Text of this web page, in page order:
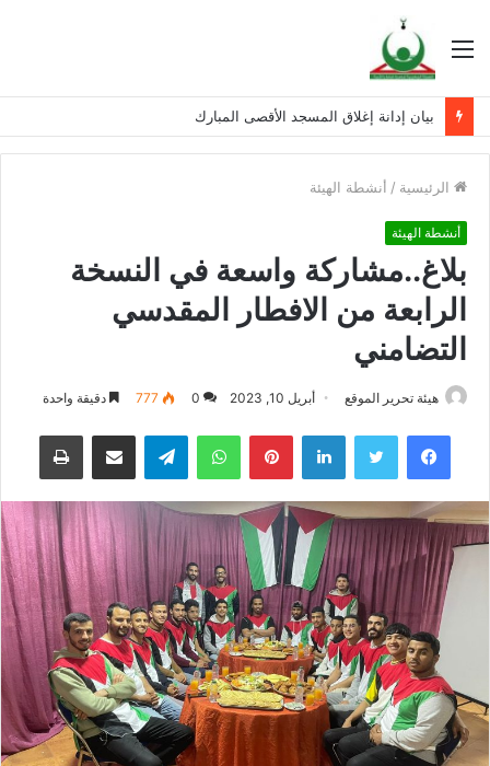
القائمة
بيان إدانة إغلاق المسجد الأقصى المبارك
الرئيسية / أنشطة الهيئة
أنشطة الهيئة
بلاغ..مشاركة واسعة في النسخة
الرابعة من الافطار المقدسي
التضامني
هيئة تحرير الموقع أبريل 10, 2023 0
777 دقيقة واحدة
فيسبوك تويتر لينكدإن بينتيريستواتساب تيلقرام مشاركة عبر البريد طباعة